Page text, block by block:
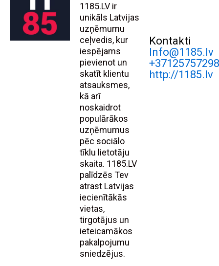
1185.LV ir
unikāls Latvijas
uzņēmumu
ceļvedis, kur
iespējams
pievienot un
skatīt klientu
atsauksmes,
kā arī
noskaidrot
populārākos
uzņēmumus
pēc sociālo
tīklu lietotāju
skaita. 1185.LV
palīdzēs Tev
atrast Latvijas
iecienītākās
vietas,
tirgotājus un
ieteicamākos
pakalpojumu
sniedzējus.
Kontakti
Info@1185.lv
http://1185.lv